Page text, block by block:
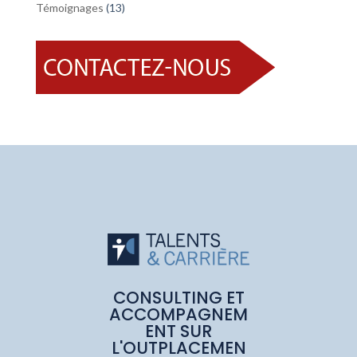
Témoignages (13)
CONSULTING ET
ACCOMPAGNEM
ENT SUR
L'OUTPLACEMEN